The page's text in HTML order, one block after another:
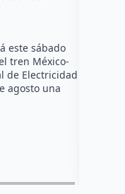
este sábado
tren México-
de Electricidad
agosto una